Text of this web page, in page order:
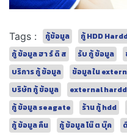
Tags : กู้ข้อมูล กู้ HDD
กู้ ข้อมูล ฮา ร์ ดิ ส
รับ กู้ ข้อมูล
บริการ กู้ ข้อมูล
ข้อมูล ใน
บริษัท กู้ ข้อมูล
external
กู้ ข้อมูล seagate
ร้าน กู้ hdd
กู้ ข้อมูล คืน
กู้ ข้อมูล โน๊ ต บุ๊ค